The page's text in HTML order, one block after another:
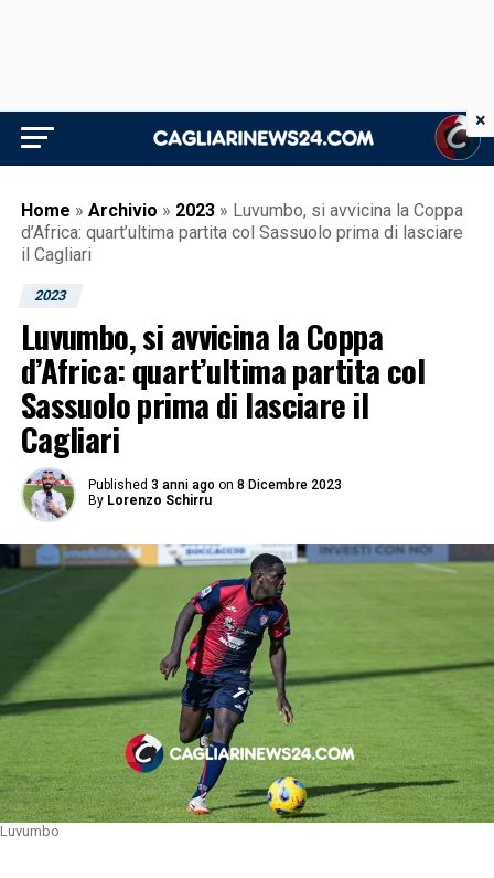
Home » Archivio » 2023 » Luvumbo, si avvicina la Coppa
d’Africa: quart’ultima partita col Sassuolo prima di lasciare
il Cagliari
2023
Luvumbo, si avvicina la Coppa
d’Africa: quart’ultima partita col
Sassuolo prima di lasciare il
Cagliari
Published 3 anni ago on 8 Dicembre 2023
By Lorenzo Schirru
Luvumbo
×